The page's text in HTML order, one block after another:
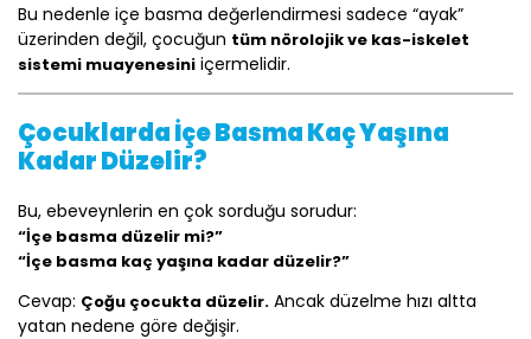
Bu nedenle içe basma değerlendirmesi sadece “ayak”
üzerinden değil, çocuğun tüm nörolojik ve kas-iskelet
sistemi muayenesini içermelidir.
Çocuklarda İçe Basma Kaç Yaşına
Kadar Düzelir?
Bu, ebeveynlerin en çok sorduğu sorudur:
“İçe basma düzelir mi?”
“İçe basma kaç yaşına kadar düzelir?”
Cevap: Çoğu çocukta düzelir. Ancak düzelme hızı altta
yatan nedene göre değişir.